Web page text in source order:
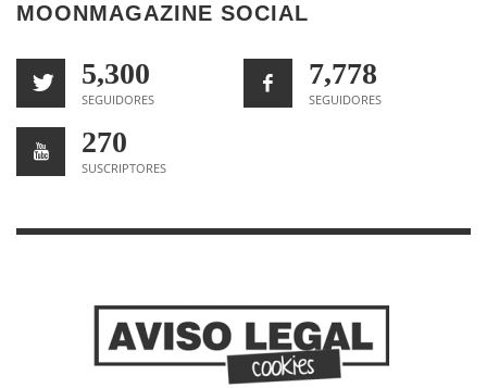
MOONMAGAZINE SOCIAL
5,300
SEGUIDORES
7,778
SEGUIDORES
270
SUSCRIPTORES